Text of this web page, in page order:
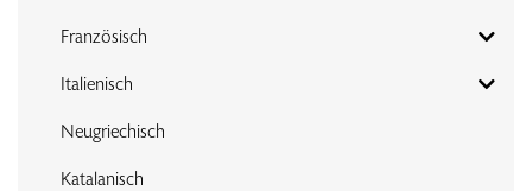
Französisch
Italienisch
Neugriechisch
Katalanisch